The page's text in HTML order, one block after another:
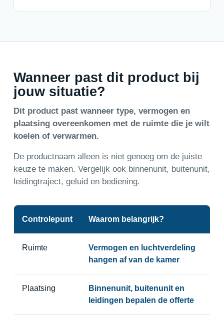
Wanneer past dit product bij
jouw situatie?
Dit product past wanneer type, vermogen en
plaatsing overeenkomen met de ruimte die je wilt
koelen of verwarmen.
De productnaam alleen is niet genoeg om de juiste
keuze te maken. Vergelijk ook binnenunit, buitenunit,
leidingtraject, geluid en bediening.
Controlepunt Waarom belangrijk?
Ruimte
Vermogen en luchtverdeling
hangen af van de kamer
Plaatsing
Binnenunit, buitenunit en
leidingen bepalen de offerte